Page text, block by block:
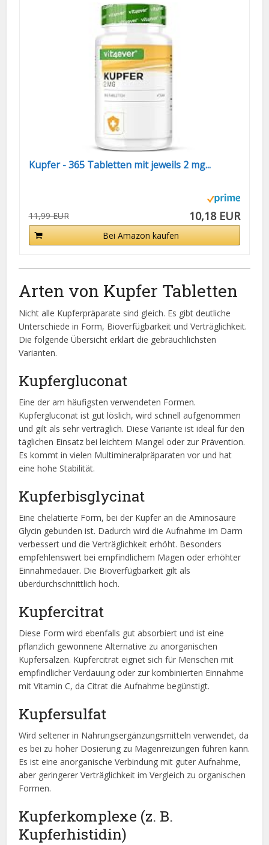
Kupfer - 365 Tabletten mit jeweils 2 mg...
11,99 EUR 10,18 EUR
Bei Amazon kaufen
Arten von Kupfer Tabletten
Nicht alle Kupferpräparate sind gleich. Es gibt deutliche
Unterschiede in Form, Bioverfügbarkeit und Verträglichkeit.
Die folgende Übersicht erklärt die gebräuchlichsten
Varianten.
Kupfergluconat
Eine der am häufigsten verwendeten Formen.
Kupfergluconat ist gut löslich, wird schnell aufgenommen
und gilt als sehr verträglich. Diese Variante ist ideal für den
täglichen Einsatz bei leichtem Mangel oder zur Prävention.
Es kommt in vielen Multimineralpräparaten vor und hat
eine hohe Stabilität.
Kupferbisglycinat
Eine chelatierte Form, bei der Kupfer an die Aminosäure
Glycin gebunden ist. Dadurch wird die Aufnahme im Darm
verbessert und die Verträglichkeit erhöht. Besonders
empfehlenswert bei empfindlichem Magen oder erhöhter
Einnahmedauer. Die Bioverfügbarkeit gilt als
überdurchschnittlich hoch.
Kupfercitrat
Diese Form wird ebenfalls gut absorbiert und ist eine
pflanzlich gewonnene Alternative zu anorganischen
Kupfersalzen. Kupfercitrat eignet sich für Menschen mit
empfindlicher Verdauung oder zur kombinierten Einnahme
mit Vitamin C, da Citrat die Aufnahme begünstigt.
Kupfersulfat
Wird seltener in Nahrungsergänzungsmitteln verwendet, da
es bei zu hoher Dosierung zu Magenreizungen führen kann.
Es ist eine anorganische Verbindung mit guter Aufnahme,
aber geringerer Verträglichkeit im Vergleich zu organischen
Formen.
Kupferkomplexe (z. B.
Kupferhistidin)